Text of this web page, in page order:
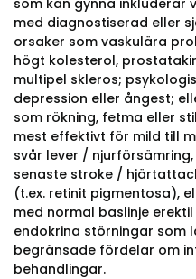
som kan gynna inkluderar
med diagnostiserad eller
orsaker som vaskulära
högt kolesterol,
multipel skleros;
depression eller ångest;
som rökning, fetma eller
mest effektivt för mild till
svår lever /
senaste stroke /
(t.ex. retinit pigmentosa),
med normal baslinje
endokrina störningar som
begränsade fördelar om
behandlingar.